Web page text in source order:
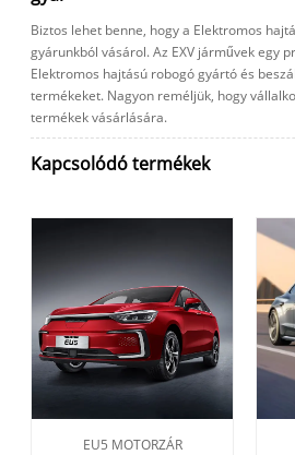
Biztos lehet benne, hogy a Elektromos
gyárunkból vásárol. Az EXV járművek egy
Elektromos hajtású robogó gyártó és
termékeket. Nagyon reméljük, hogy
termékek vásárlására.
Kapcsolódó termékek
EU5 MOTORZÁR